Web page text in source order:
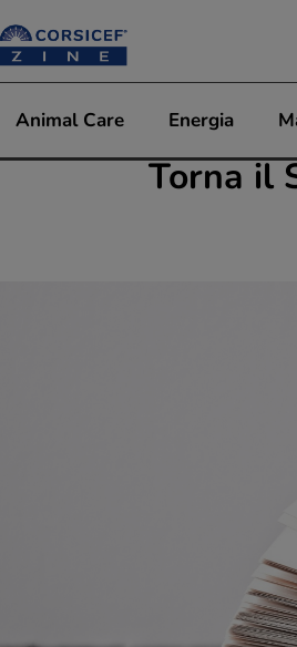
Animal Care Energia
Torna il